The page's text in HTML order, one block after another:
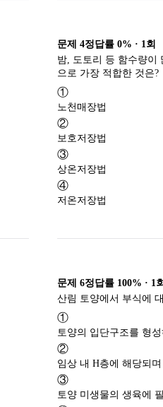
문제 4정답률 0% · 1 회
밤, 도토리 등 함수량이
①
노천매장법
②
보호저장법
③
상온저장법
④
저온저장법
문제 6정답률 100% · 1 회
①
토양의 입단구조를 형성
②
임상 내 H층에 해당되
③
토양 미생물의 생육에